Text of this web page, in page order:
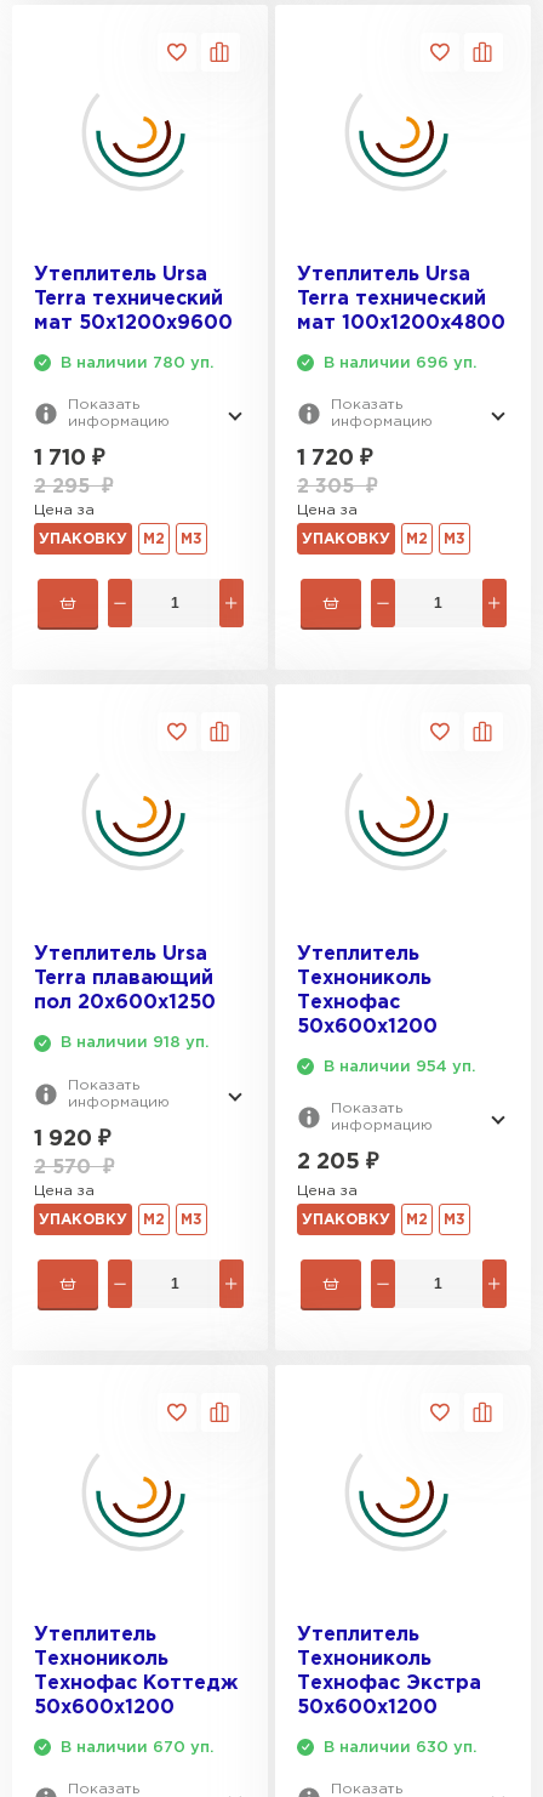
Утеплитель Ursa
Terra технический
мат 50х1200х9600
В наличии 780 уп.
Показать
информацию
1 710 ₽
2 295₽
Цена за
УПАКОВКУ М2 М3
Утеплитель Ursa
Terra технический
мат 100х1200х4800
В наличии 696 уп.
Показать
информацию
1 720 ₽
2 305₽
Цена за
УПАКОВКУ М2 М3
Утеплитель Ursa
Terra плавающий
пол 20х600х1250
В наличии 918 уп.
Показать
информацию
1 920 ₽
2 570₽
Цена за
УПАКОВКУ М2 М3
Утеплитель
Технониколь
Технофас
50х600х1200
В наличии 954 уп.
Показать
информацию
2 205 ₽
Цена за
УПАКОВКУ М2 М3
Утеплитель
Технониколь
Технофас Коттедж
50х600х1200
В наличии 670 уп.
Показать
Утеплитель
Технониколь
Технофас Экстра
50х600х1200
В наличии 630 уп.
Показать